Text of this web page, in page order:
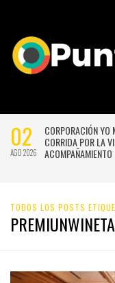
02
AGO 2026
CORPORACIÓN YO
CORRIDA POR LA
ACOMPAÑAMIENTO
TODOS LOS POSTS